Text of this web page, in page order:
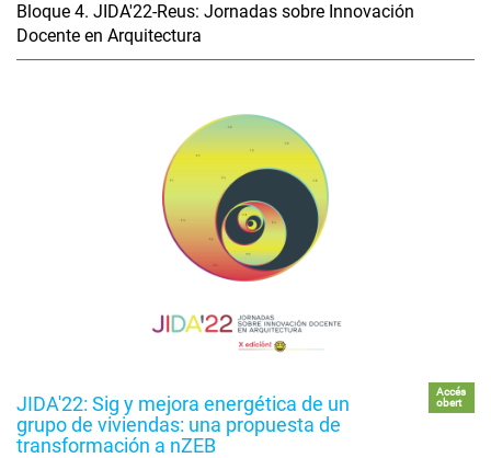
Bloque 4. JIDA'22-Reus: Jornadas sobre Innovación
Docente en Arquitectura
JIDA'22: Sig y mejora energética de un
grupo de viviendas: una propuesta de
transformación a nZEB
Accés
obert